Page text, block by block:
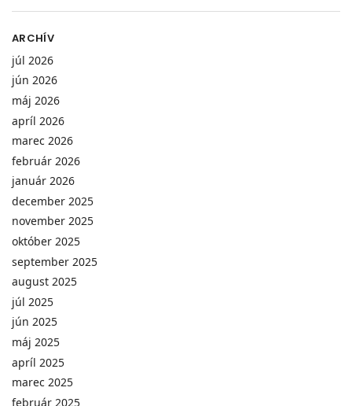
ARCHÍV
júl 2026
jún 2026
máj 2026
apríl 2026
marec 2026
február 2026
január 2026
december 2025
november 2025
október 2025
september 2025
august 2025
júl 2025
jún 2025
máj 2025
apríl 2025
marec 2025
február 2025